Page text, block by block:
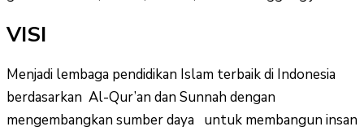
VISI
Menjadi lembaga pendidikan Islam terbaik di Indonesia
berdasarkan Al-Qur’an dan Sunnah dengan
mengembangkan sumber daya untuk membangun insan